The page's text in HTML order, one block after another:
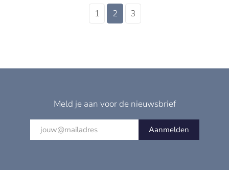
1 2 3
Meld je aan voor de nieuwsbrief
Aanmelden